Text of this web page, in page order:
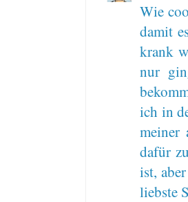
Wie
damit
krank
nur
ich in
meiner
dafür
ist,
liebste